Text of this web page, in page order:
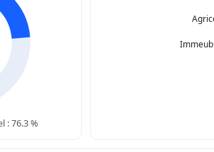
: 76.3 %